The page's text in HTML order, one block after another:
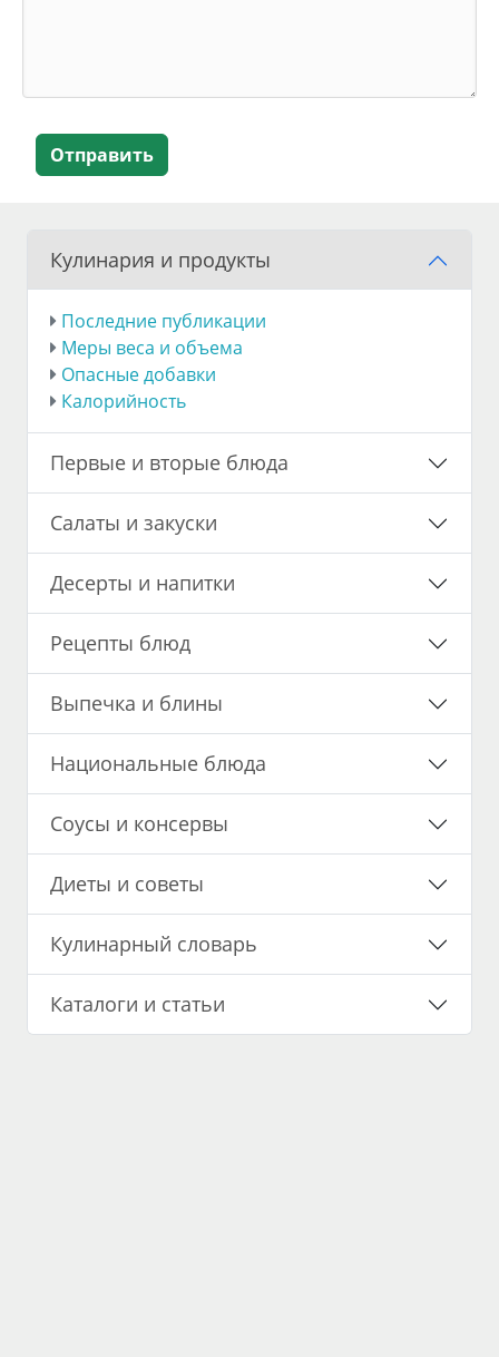
Отправить
Кулинария и продукты
Последние публикации
Меры веса и объема
Опасные добавки
Калорийность
Первые и вторые блюда
Салаты и закуски
Десерты и напитки
Рецепты блюд
Выпечка и блины
Национальные блюда
Соусы и консервы
Диеты и советы
Кулинарный словарь
Каталоги и статьи